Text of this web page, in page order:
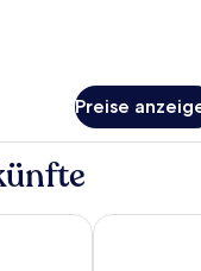
Preise
Thistle